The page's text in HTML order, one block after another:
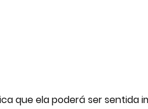
que ela poderá ser sentida